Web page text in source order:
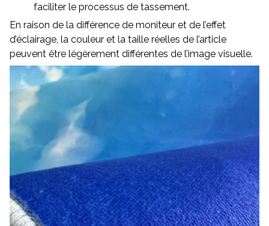
faciliter le processus de tassement.
En raison de la différence de moniteur et de l’effet
d’éclairage, la couleur et la taille réelles de l’article
peuvent être légèrement différentes de l’image visuelle.